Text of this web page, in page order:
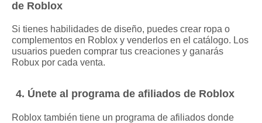
de Roblox
Si tienes habilidades de diseño, puedes crear ropa o
complementos en Roblox y venderlos en el catálogo. Los
usuarios pueden comprar tus creaciones y ganarás
Robux por cada venta.
4. Únete al programa de afiliados de Roblox
Roblox también tiene un programa de afiliados donde